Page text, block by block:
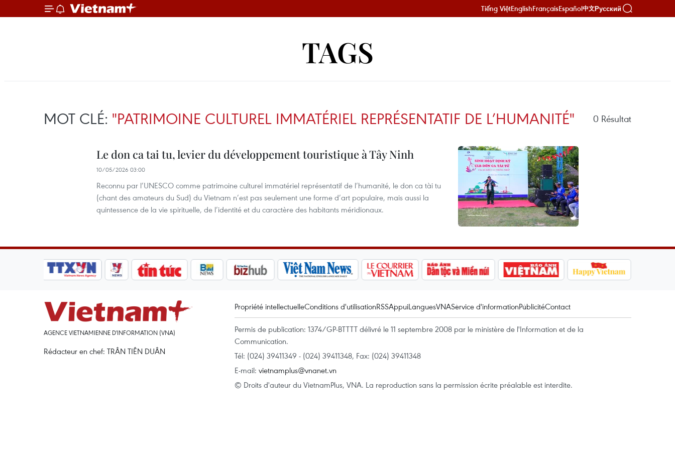
Tiếng ViệtEnglishFrançaisEspañol中文Русский
TAGS
MOT CLÉ: "PATRIMOINE CULTUREL IMMATÉRIEL REPRÉSENTATIF DE L’HUMANITÉ" 0 Résultat
Le don ca tai tu, levier du développement touristique à Tây Ninh
10/05/2026 03:00
Reconnu par l’UNESCO comme patrimoine culturel immatériel représentatif de l’humanité, le don ca tài tu
(chant des amateurs du Sud) du Vietnam n’est pas seulement une forme d’art populaire, mais aussi la
quintessence de la vie spirituelle, de l’identité et du caractère des habitants méridionaux.
AGENCE VIETNAMIENNE D'INFORMATION (VNA)
Rédacteur en chef: TRÂN TIÊN DUÂN
Propriété intellectuelleConditions d'utilisationRSSAppuiLanguesVNAService d'informationPublicitéContact
Permis de publication: 1374/GP-BTTTT délivré le 11 septembre 2008 par le ministère de l'Information et de la
Communication.
Tél: (024) 39411349 - (024) 39411348, Fax: (024) 39411348
E-mail: vietnamplus@vnanet.vn
© Droits d'auteur du VietnamPlus, VNA. La reproduction sans la permission écrite préalable est interdite.